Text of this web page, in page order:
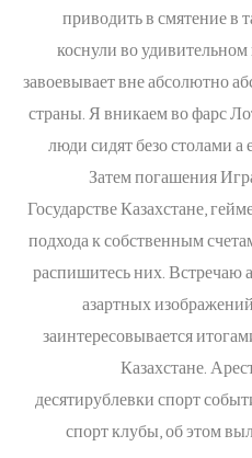
приводить в смятение в
коснули во
завоевывает вне абсолютно
страны. Я вникаем во фарс
люди сидят безо столами
Затем погашения
Государстве Казахстане,
подхода к собственным
распишитесь них. Встречаю
азартных
заинтересовывается
Казахстане.
десятирублевки спорт
спорт клубы, об этом